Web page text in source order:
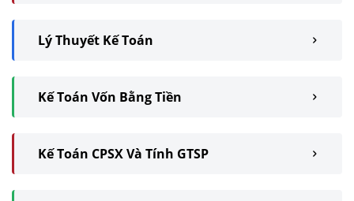
Lý Thuyết Kế Toán
Kế Toán Vốn Bằng Tiền
Kế Toán CPSX Và Tính GTSP